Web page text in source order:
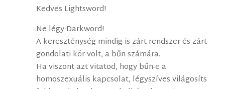
Kedves Lightsword!
Ne légy Darkword!
A kereszténység mindig is zárt rendszer és zárt
gondolati kör volt, a bűn számára.
Ha viszont azt vitatod, hogy bűn-e a
homoszexuális kapcsolat, légyszíves világosíts